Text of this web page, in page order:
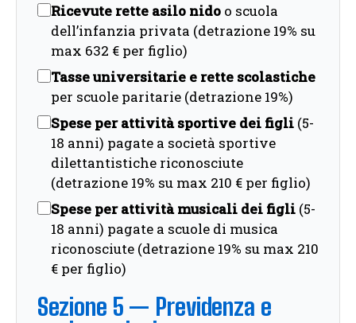
Ricevute rette asilo nido o scuola
dell’infanzia privata (detrazione 19% su
max 632 € per figlio)
Tasse universitarie e rette scolastiche
per scuole paritarie (detrazione 19%)
Spese per attività sportive dei figli (5-
18 anni) pagate a società sportive
dilettantistiche riconosciute
(detrazione 19% su max 210 € per figlio)
Spese per attività musicali dei figli (5-
18 anni) pagate a scuole di musica
riconosciute (detrazione 19% su max 210
€ per figlio)
Sezione 5 — Previdenza e